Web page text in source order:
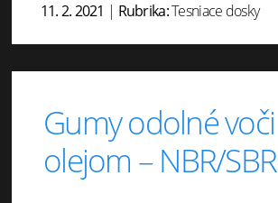
11. 2. 2021 | Rubrika:Tesniace dosky
Gumy odolné voči
olejom – NBR/SBR